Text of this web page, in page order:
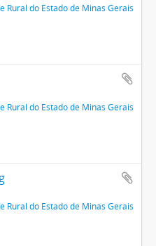
Rural do Estado de Minas Gerais
Rural do Estado de Minas Gerais
Rural do Estado de Minas Gerais